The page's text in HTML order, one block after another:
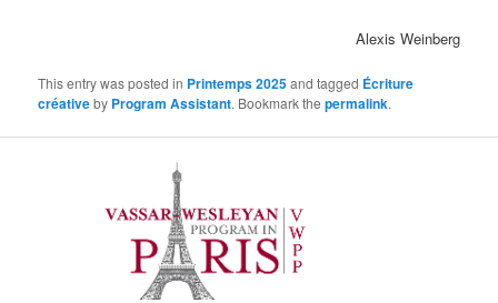
Alexis Weinberg
This entry was posted in Printemps 2025and tagged Écriture
créativeby Program Assistant. Bookmark thepermalink.